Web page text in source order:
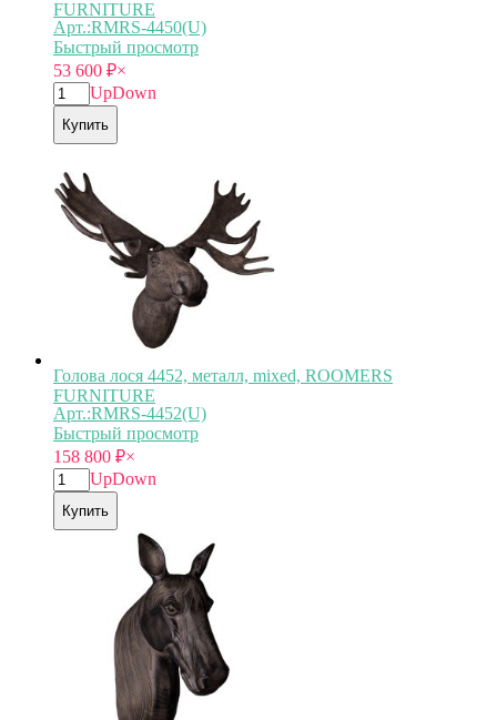
FURNITURE
Арт.:RMRS-4450(U)
Быстрый просмотр
53 600 ₽×
UpDown
Купить
Голова лося 4452, металл, mixed, ROOMERS
FURNITURE
Арт.:RMRS-4452(U)
Быстрый просмотр
158 800 ₽×
UpDown
Купить